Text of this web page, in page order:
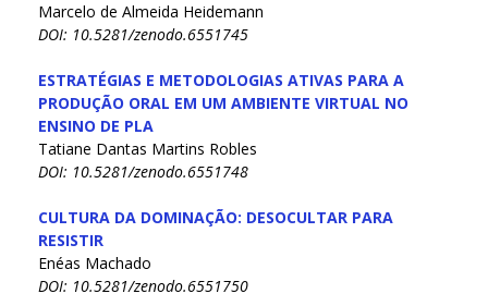
Marcelo de Almeida Heidemann
DOI: 10.5281/zenodo.6551745
ESTRATÉGIAS E METODOLOGIAS ATIVAS PARA A
PRODUÇÃO ORAL EM UM AMBIENTE VIRTUAL NO
ENSINO DE PLA
Tatiane Dantas Martins Robles
DOI: 10.5281/zenodo.6551748
CULTURA DA DOMINAÇÃO: DESOCULTAR PARA
RESISTIR
Enéas Machado
DOI: 10.5281/zenodo.6551750